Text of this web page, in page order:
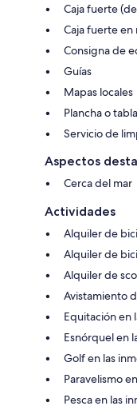
Caja fuerte
Caja fuerte
Consigna de
Guías
Mapas locales
Plancha o
Servicio de
Aspectos
Cerca del mar
Actividades
Alquiler de
Alquiler de
Alquiler de
Avistamiento
Equitación en
Esnórquel en
Golf en las
Paravelismo
Pesca en las